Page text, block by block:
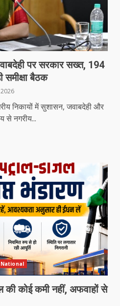
पर सरकार सख्त, 194
समीक्षा बैठक
निकायों में सुशासन, जवाबदेही और
से नगरीय...
National
की कोई कमी नहीं, अफवाहों से